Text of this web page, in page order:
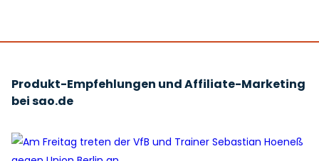
Produkt-Empfehlungen und Affiliate-Marketing
bei sao.de